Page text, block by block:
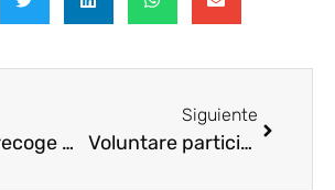
Correos recoge más de 24 toneladas de comida para los Bancos de Alimentos de toda España
Siguiente
Voluntare participa en el foro de voluntariado de la ONU